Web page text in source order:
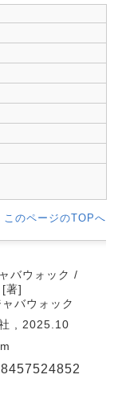
このページのTOPへ
バウォック /
著]
バウォック
, 2025.10